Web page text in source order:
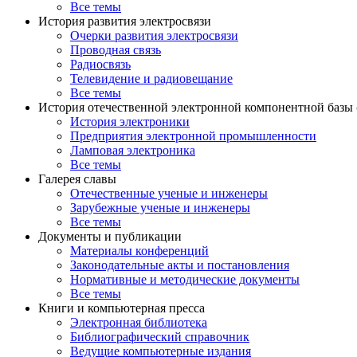
Все темы
История развития электросвязи
Очерки развития электросвязи
Проводная связь
Радиосвязь
Телевидение и радиовещание
Все темы
История отечественной электронной компонентной
История электроники
Предприятия электронной промышленности
Ламповая электроника
Все темы
Галерея славы
Отечественные ученые и инженеры
Зарубежные ученые и инженеры
Все темы
Документы и публикации
Материалы конференций
Законодательные акты и постановления
Нормативные и методические документы
Все темы
Книги и компьютерная пресса
Электронная библиотека
Библиографический справочник
Ведущие компьютерные издания